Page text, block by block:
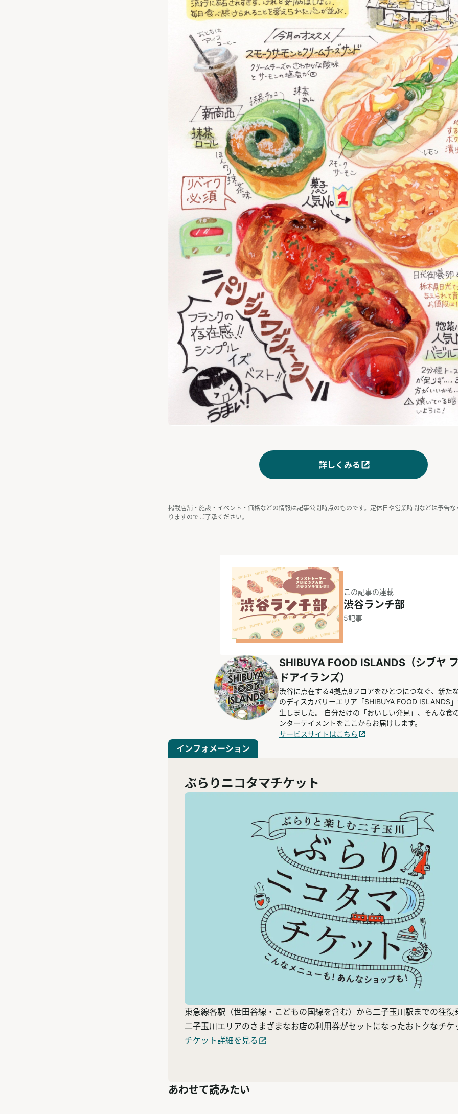
詳しくみる
掲載店舗・施設・イベント・価格などの情報は記事公開時点のものです。定休日や営業時間などは予告
りますのでご了承ください。
この記事の連載
渋谷ランチ部
5記事
SHIBUYA FOOD ISLANDS（シブヤ
ドアイランズ）
渋谷に点在する4拠点8フロアをひとつにつなぐ、新た
のディスカバリーエリア「SHIBUYA FOOD ISLANDS
生しました。 自分だけの「おいしい発見」、そんな食
ンターテイメントをここからお届けします。
サービスサイトはこちら
インフォメーション
ぶらりニコタマチケット
東急線各駅（世田谷線・こどもの国線を含む）から二子玉川駅までの往復
二子玉川エリアのさまざまなお店の利用券がセットになったおトクなチケ
チケット詳細を見る
あわせて読みたい